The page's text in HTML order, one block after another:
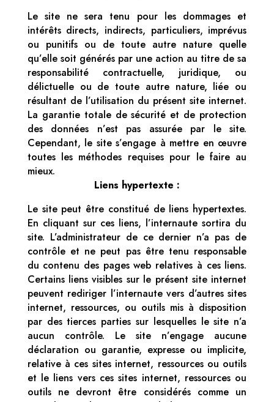
Le site ne sera tenu pour les dommages et
intérêts directs, indirects, particuliers, imprévus
ou punitifs ou de toute autre nature quelle
qu’elle soit générés par une action au titre de sa
responsabilité contractuelle, juridique, ou
délictuelle ou de toute autre nature, liée ou
résultant de l’utilisation du présent site internet.
La garantie totale de sécurité et de protection
des données n’est pas assurée par le site.
Cependant, le site s’engage à mettre en œuvre
toutes les méthodes requises pour le faire au
mieux.
Liens hypertexte :
Le site peut être constitué de liens hypertextes.
En cliquant sur ces liens, l’internaute sortira du
site. L’administrateur de ce dernier n’a pas de
contrôle et ne peut pas être tenu responsable
du contenu des pages web relatives à ces liens.
Certains liens visibles sur le présent site internet
peuvent rediriger l’internaute vers d’autres sites
internet, ressources, ou outils mis à disposition
par des tierces parties sur lesquelles le site n’a
aucun contrôle. Le site n’engage aucune
déclaration ou garantie, expresse ou implicite,
relative à ces sites internet, ressources ou outils
et le liens vers ces sites internet, ressources ou
outils ne devront être considérés comme un